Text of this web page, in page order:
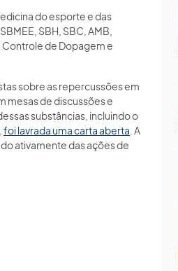
do esporte e das
SBH, SBC, AMB,
Controle de Dopagem e
sobre as repercussões em
mesas de discussões e
substâncias, incluindo o
foi lavrada uma carta aberta . A
ativamente das ações de